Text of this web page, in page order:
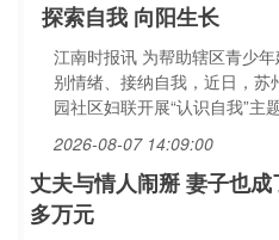
探索自我 向阳生长
江南时报讯 为帮助辖区青少
别情绪、接纳自我，近日，
园社区妇联开展“认识自我”主
2026-08-07 14:09:00
丈夫与情人闹掰 妻子也
多万元